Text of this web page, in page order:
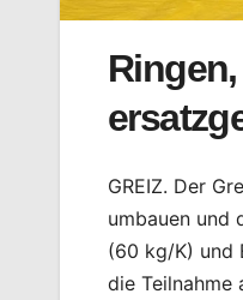
GREIZ. Der
umbauen und
(60 kg/K) und
die Teilnahme